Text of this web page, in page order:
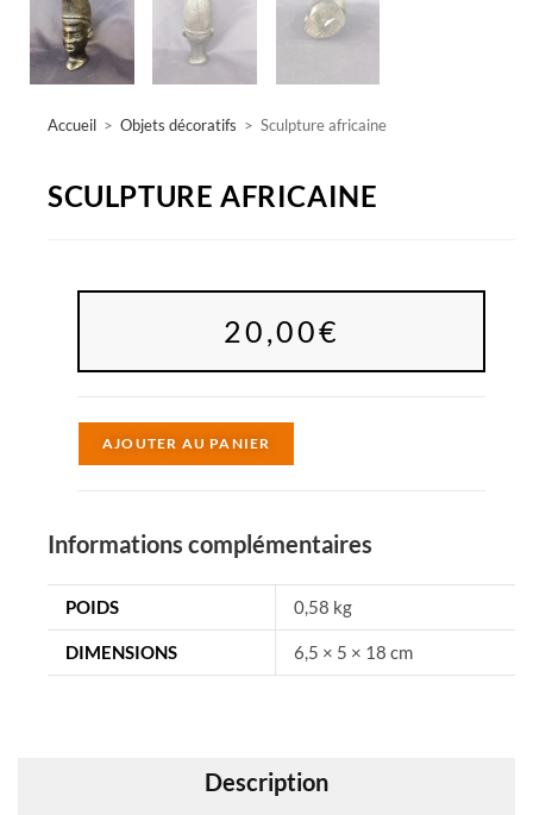
Accueil > Objets décoratifs > Sculpture africaine
SCULPTURE AFRICAINE
20,00€
AJOUTER AU PANIER
n
a
t
:
Informations complémentaires
POIDS 0,58 kg
DIMENSIONS 6,5 × 5 × 18 cm
Description